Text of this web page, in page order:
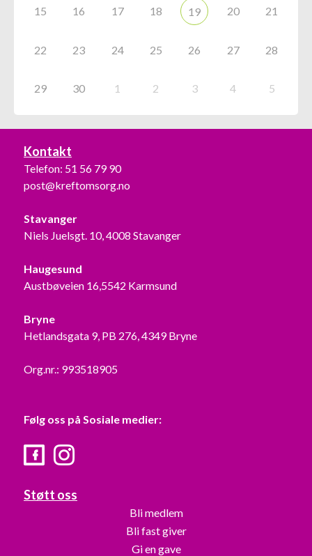
15 16 17 18 19 20 21
22 23 24 25 26 27 28
29 30 1 2 3 4 5
Kontakt
Telefon: 51 56 79 90
post@kreftomsorg.no
Stavanger
Niels Juelsgt. 10, 4008 Stavanger
Haugesund
Austbøveien 16,5542 Karmsund
Bryne
Hetlandsgata 9, PB 276, 4349 Bryne
Org.nr.: 993518905
Følg oss på Sosiale medier:
FacebookInstagram
Støtt oss
Bli medlem
Bli fast giver
Gi en gave